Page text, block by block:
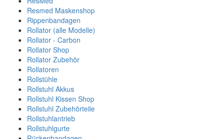
Resmed Maskenshop
Rippenbandagen
Rollator (alle Modelle)
Rollator - Carbon
Rollator Shop
Rollator Zubehör
Rollatoren
Rollstühle
Rollstuhl Akkus
Rollstuhl Kissen Shop
Rollstuhl Zubehörteile
Rollstuhlantrieb
Rollstuhlgurte